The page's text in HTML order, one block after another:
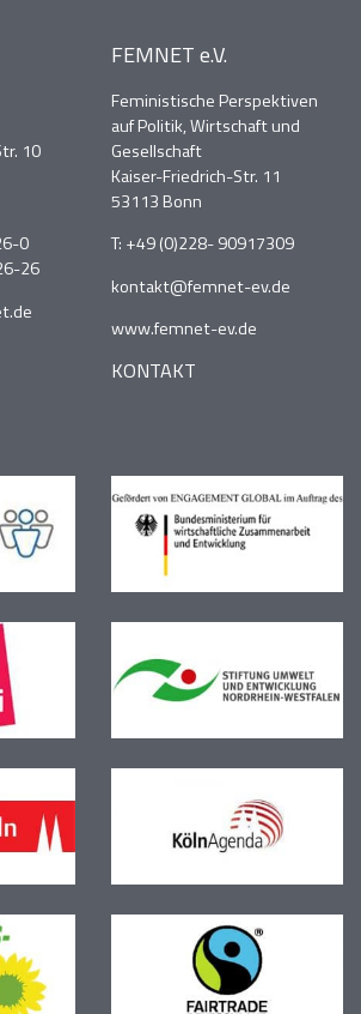
10
0
26
FEMNET e.V.
Feministische Perspektiven
auf Politik, Wirtschaft und
Gesellschaft
Kaiser-Friedrich-Str. 11
53113 Bonn
T: +49 (0)228- 90917309
kontakt@femnet-ev.de
www.femnet-ev.de
KONTAKT